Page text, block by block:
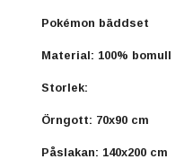
Pokémon bäddset
Material: 100% bomull
Storlek:
Örngott: 70x90 cm
Påslakan: 140x200 cm